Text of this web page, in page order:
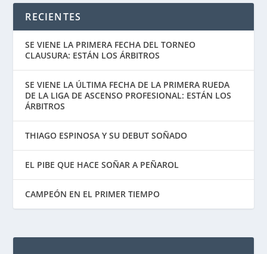
RECIENTES
SE VIENE LA PRIMERA FECHA DEL TORNEO
CLAUSURA: ESTÁN LOS ÁRBITROS
SE VIENE LA ÚLTIMA FECHA DE LA PRIMERA RUEDA
DE LA LIGA DE ASCENSO PROFESIONAL: ESTÁN LOS
ÁRBITROS
THIAGO ESPINOSA Y SU DEBUT SOÑADO
EL PIBE QUE HACE SOÑAR A PEÑAROL
CAMPEÓN EN EL PRIMER TIEMPO